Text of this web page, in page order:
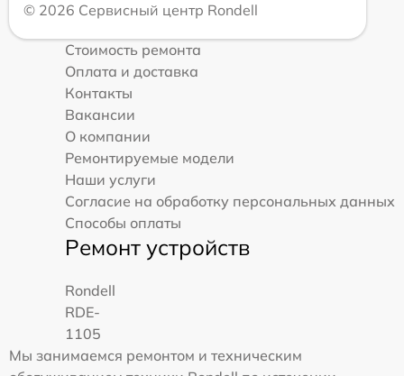
© 2026 Сервисный центр Rondell
Стоимость ремонта
Оплата и доставка
Контакты
Вакансии
О компании
Ремонтируемые модели
Наши услуги
Согласие на обработку персональных данных
Способы оплаты
Ремонт устройств
Rondell
RDE-
1105
Мы занимаемся ремонтом и техническим